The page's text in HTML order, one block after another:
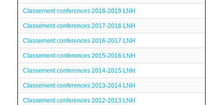
Classement conferences 2018-2019 LNH
Classement conferences 2017-2018 LNH
Classement conferences 2016-2017 LNH
Classement conferences 2015-2016 LNH
Classement conferences 2014-2015 LNH
Classement conferences 2013-2014 LNH
Classement conferences 2012-2013 LNH